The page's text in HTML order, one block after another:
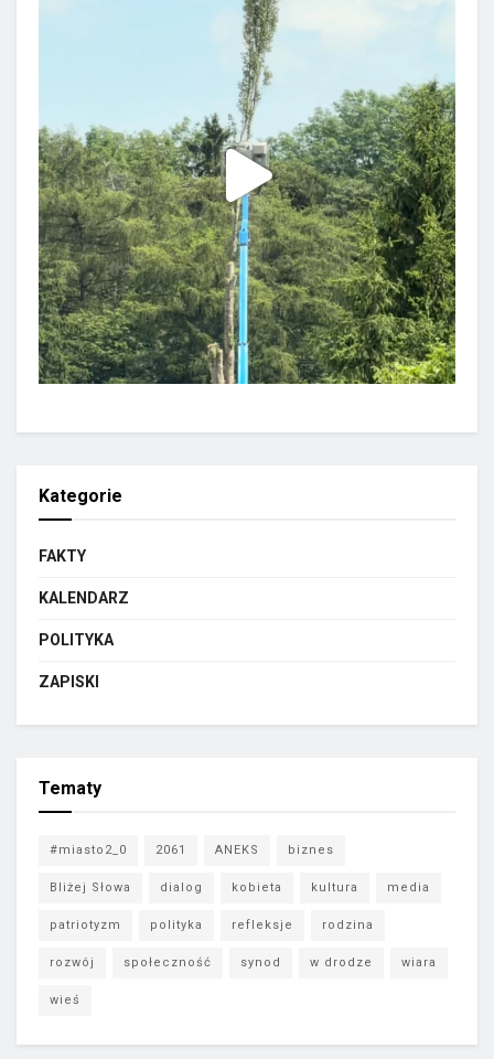
Kategorie
FAKTY
KALENDARZ
POLITYKA
ZAPISKI
Tematy
#miasto2_0 2061 ANEKS biznes
Bliżej Słowa dialog kobieta kultura media
patriotyzm polityka refleksje rodzina
rozwój społeczność synod w drodze wiara
wieś